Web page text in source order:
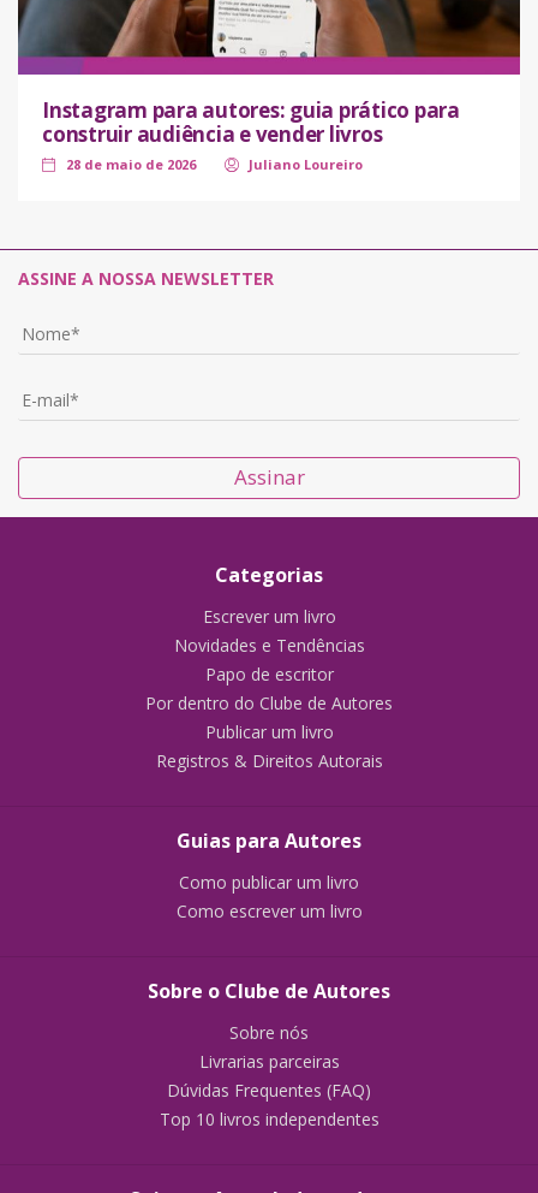
Instagram para autores: guia prático para
construir audiência e vender livros
28 de maio de 2026 Juliano Loureiro
ASSINE A NOSSA NEWSLETTER
Assinar
Categorias
Escrever um livro
Novidades e Tendências
Papo de escritor
Por dentro do Clube de Autores
Publicar um livro
Registros & Direitos Autorais
Guias para Autores
Como publicar um livro
Como escrever um livro
Sobre o Clube de Autores
Sobre nós
Livrarias parceiras
Dúvidas Frequentes (FAQ)
Top 10 livros independentes